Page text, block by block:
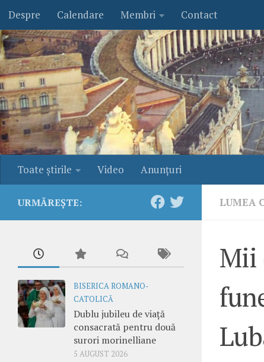
Skip to content
Despre Calendare Membri Contact
Toate ştirile Video Anunţuri
LUMEA
Mii
URMĂREȘTE:
BISERICA ROMANO-
CATOLICĂ
Dublu jubileu de viață
consacrată pentru două
surori morinelliane
5 AUGUST 2026